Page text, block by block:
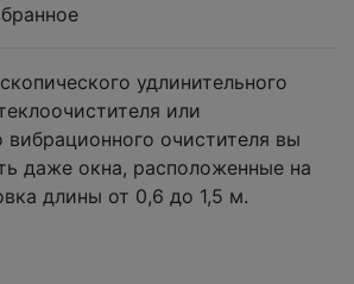
удлинительного
или
вибрационного очистителя вы
даже окна, расположенные на
длины от 0,6 до 1,5 м.